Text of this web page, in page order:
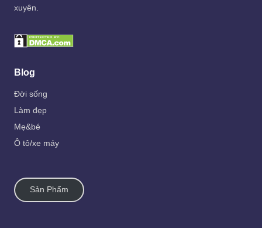
xuyên.
Blog
Đời sống
Làm đẹp
Mẹ&bé
Ô tô/xe máy
Sản Phẩm